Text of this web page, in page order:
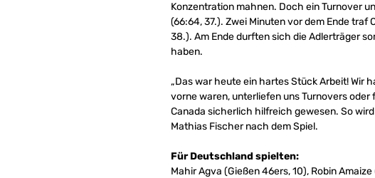
Konzentration mahnen. Doch ein Turnover
(66:64, 37.). Zwei Minuten vor dem Ende
38.). Am Ende durften sich die Adlerträger
haben.
„Das war heute ein hartes Stück Arbeit! Wir
vorne waren, unterliefen uns Turnovers
Canada sicherlich hilfreich gewesen. So
Mathias Fischer nach dem Spiel.
Für Deutschland spielten:
Mahir Agva (Gießen 46ers, 10), Robin